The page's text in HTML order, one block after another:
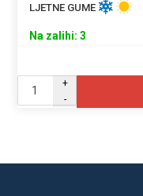
LJETNE GUME
Na zalihi: 3
+
-